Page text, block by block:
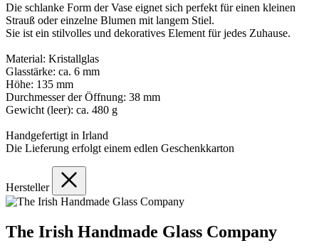
Die schlanke Form der Vase eignet sich perfekt für einen kleinen
Strauß oder einzelne Blumen mit langem Stiel.
Sie ist ein stilvolles und dekoratives Element für jedes Zuhause.
Material: Kristallglas
Glasstärke: ca. 6 mm
Höhe: 135 mm
Durchmesser der Öffnung: 38 mm
Gewicht (leer): ca. 480 g
Handgefertigt in Irland
Die Lieferung erfolgt einem edlen Geschenkkarton
Hersteller
The Irish Handmade Glass Company